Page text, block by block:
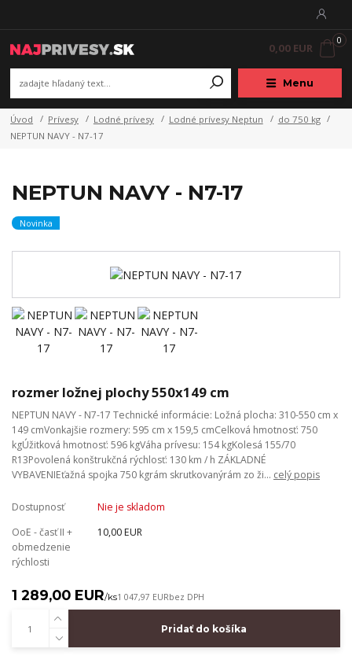
Menu
0
0,00 EUR
Úvod Prívesy Lodné prívesy Lodné prívesy Neptun
do 750 kg
NEPTUN NAVY - N7-17
NEPTUN NAVY - N7-17
Novinka
rozmer ložnej plochy 550x149 cm
NEPTUN NAVY - N7-17 Technické informácie: Ložná plocha: 310-550 cm x
149 cmVonkajšie rozmery: 595 cm x 159,5 cmCelková hmotnosť: 750
kgÚžitková hmotnosť: 596 kgVáha prívesu: 154 kgKolesá 155/70
R13Povolená konštrukčná rýchlosť: 130 km / h ZÁKLADNÉ
VYBAVENIEťažná spojka 750 kgrám skrutkovanýrám zo ži... celý popis
Dostupnosť
Nie je skladom
OoE - časť II +
obmedzenie
rýchlosti
10,00 EUR
1 289,00 EUR/ks1 047,97 EURbez DPH
Pridať do košíka